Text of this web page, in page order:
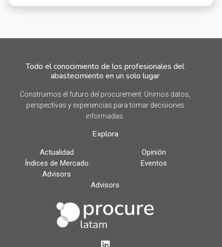
Todo el conocimiento de los profesionales del
abastecimiento en un solo lugar
Construimos el futuro del procurement. Unimos datos,
perspectivas y experiencias para tomar decisiones
informadas.
Explora
Actualidad
Opinión
Índices de Mercado
Eventos
Advisors
Advisors
LinkedIn